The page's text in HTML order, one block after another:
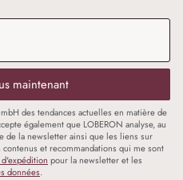
maintenant
des tendances actuelles en matière de
également que LOBERON analyse, au
de la newsletter ainsi que les liens sur
et recommandations qui me sont
pour la newsletter et les
données.